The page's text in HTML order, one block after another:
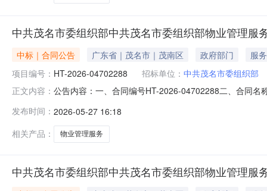
中共茂名市委组织部中共茂名市委组织部物业管理服
中标｜合同公告 广东省｜茂名市｜茂南区 政府部门
服务
项目编号： HT-2026-04702288 招标单位： 中共茂名市委组织部
正文内容： 公告内容：一、合同编号HT-2026-04702288二、合同
装饰工程有限公司地址：茂名市西粤北路9号大院17号
发布时间： 2026-05-27 16:18
相关产品：
物业管理服务
中共茂名市委组织部中共茂名市委组织部物业管理服